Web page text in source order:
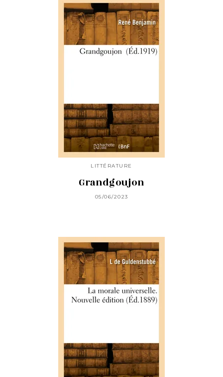
LITTÉRATURE
Grandgoujon
05/06/2023